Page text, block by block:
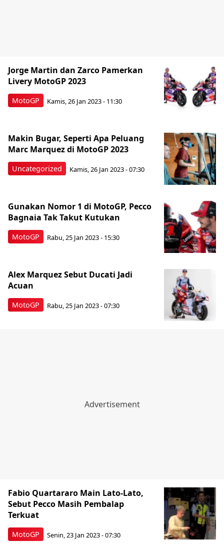
MotoGP
Jorge Martin dan Zarco Pamerkan
Livery MotoGP 2023
Kamis, 26 Jan 2023 - 11:30
Uncategorized
Makin Bugar, Seperti Apa Peluang
Marc Marquez di MotoGP 2023
Kamis, 26 Jan 2023 - 07:30
MotoGP
Gunakan Nomor 1 di MotoGP, Pecco
Bagnaia Tak Takut Kutukan
Rabu, 25 Jan 2023 - 15:30
MotoGP
Alex Marquez Sebut Ducati Jadi
Acuan
Rabu, 25 Jan 2023 - 07:30
MotoGP
Fabio Quartararo Main Lato-Lato,
Sebut Pecco Masih Pembalap
Terkuat
Senin, 23 Jan 2023 - 07:30